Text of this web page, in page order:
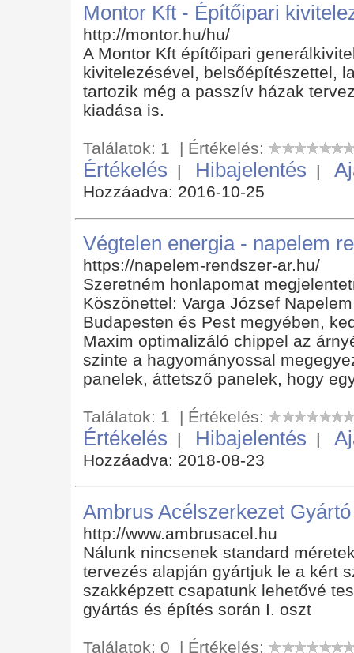
Montor Kft - Építőipari
http://montor.hu/hu/
A Montor Kft építőipari
kivitelezésével, belsőépítészettel,
tartozik még a passzív házak
kiadása is.
Találatok: 1 | Értékelés:
Értékelés | Hibajelentés |
Hozzáadva: 2016-10-25
Végtelen energia - napelem
https://napelem-rendszer-ar.hu/
Szeretném honlapomat
Köszönettel: Varga József
Budapesten és Pest megyében,
Maxim optimalizáló chippel az
szinte a hagyományossal
panelek, áttetsző panelek, hogy
Találatok: 1 | Értékelés:
Értékelés | Hibajelentés |
Hozzáadva: 2018-08-23
Ambrus Acélszerkezet
http://www.ambrusacel.hu
Nálunk nincsenek standard
tervezés alapján gyártjuk le a kért
szakképzett csapatunk lehetővé
gyártás és építés során I. oszt
Találatok: 0 | Értékelés: